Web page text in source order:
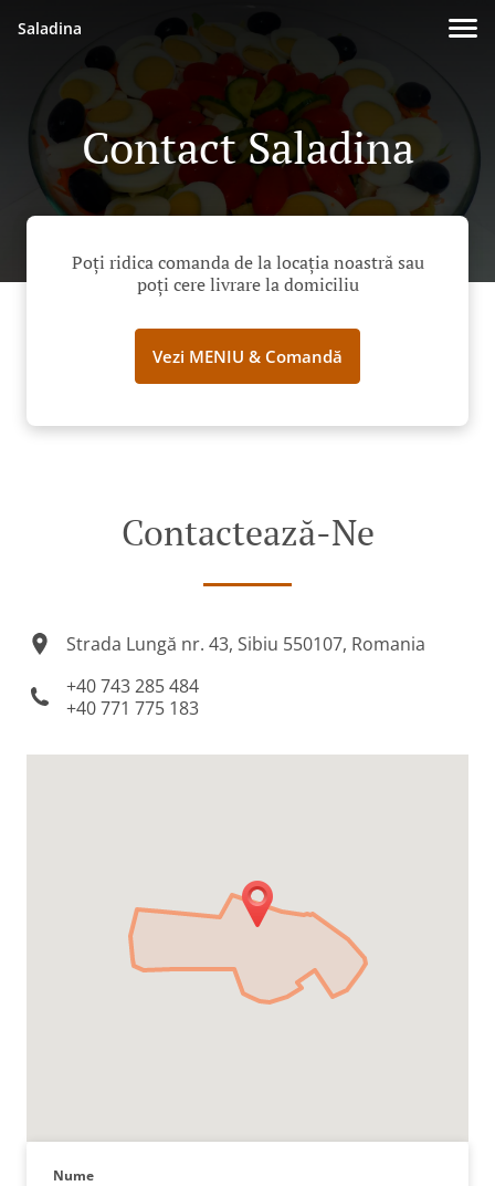
Saladina
Contact Saladina
Poți ridica comanda de la locația noastră sau
poți cere livrare la domiciliu
Vezi MENIU & Comandă
Contactează-Ne
Strada Lungă nr. 43, Sibiu 550107, Romania
+40 743 285 484
+40 771 775 183
Nume